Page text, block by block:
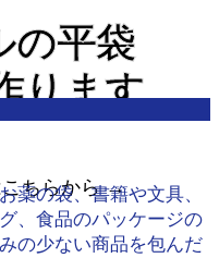
の平袋
ります
こちらから →
薬の袋、書籍や文具、
、食品のパッケージの
の少ない商品を包んだ